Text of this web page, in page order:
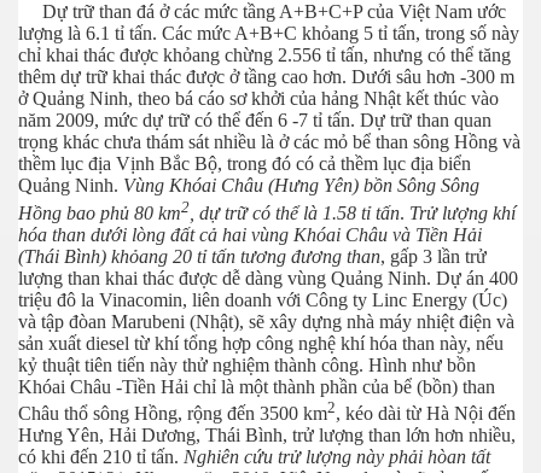
Dự trữ than đá ở các mức tầng A+B+C+P của Việt Nam ước
lượng là 6.1 tỉ tấn. Các mức A+B+C khỏang 5 tỉ tấn, trong số này
chỉ khai thác được khỏang chừng 2.556 tỉ tấn, nhưng có thể tăng
thêm dự trữ khai thác được ở tầng cao hơn. Dưới sâu hơn -300 m
ở Quảng Ninh, theo bá cáo sơ khởi của hảng Nhật kết thúc vào
năm 2009, mức dự trữ có thể đến 6 -7 tỉ tấn. Dự trữ than quan
trọng khác chưa thám sát nhiều là ở các mỏ bể than sông Hồng và
thềm lục địa Vịnh Bắc Bộ, trong đó có cả thềm lục địa biển
Quảng Ninh. Vùng Khóai Châu (Hưng Yên) bồn Sông Sông
Hồng bao phủ 80 km2 , dự trữ có thể là 1.58 tỉ tấn. Trử lượng khí
hóa than dưới lòng đất cả hai vùng Khóai Châu và Tiền Hải
(Thái Bình) khỏang 20 tỉ tấn tương đương than, gấp 3 lần trử
lượng than khai thác được dễ dàng vùng Quảng Ninh. Dự án 400
triệu đô la Vinacomin, liên doanh với Công ty Linc Energy (Úc)
và tập đòan Marubeni (Nhật), sẽ xây dựng nhà máy nhiệt điện và
sản xuất diesel từ khí tổng hợp công nghệ khí hóa than này, nếu
kỷ thuật tiên tiến này thử nghiệm thành công. Hình như bồn
Khóai Châu -Tiền Hải chỉ là một thành phần của bể (bồn) than
Châu thổ sông Hồng, rộng đến 3500 km2, kéo dài từ Hà Nội đến
Hưng Yên, Hải Dương, Thái Bình, trử lượng than lớn hơn nhiều,
có khi đến 210 tỉ tấn. Nghiên cứu trử lượng này phải hòan tất
p3